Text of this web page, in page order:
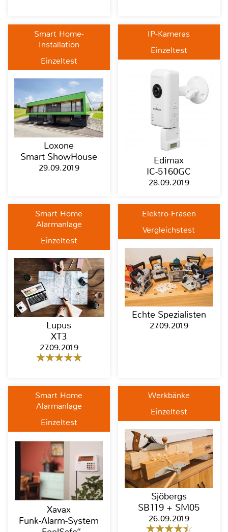
Smart Home-
Installation
Einzeltest
Loxone
Smart ShowHouse
29.09.2019
IP-Kameras
Einzeltest
Edimax
IC-5160GC
28.09.2019
Smart Home
Alarmanlage
Einzeltest
Lupus
XT3
27.09.2019
Elektro-Fräsen
Vergleichstest
Echte Spezialisten
27.09.2019
Smart Home
Alarmanlage
Einzeltest
Xavax
Funk-Alarm-System
Werkbänke
Einzeltest
Sjöbergs
SB119 + SM05
26.09.2019